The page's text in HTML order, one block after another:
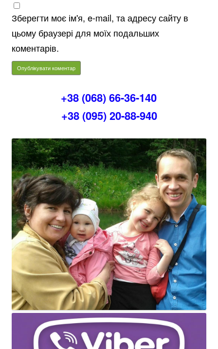
Зберегти моє ім'я, e-mail, та адресу сайту в
цьому браузері для моїх подальших
коментарів.
+38 (068) 66-36-140
+38 (095) 20-88-940